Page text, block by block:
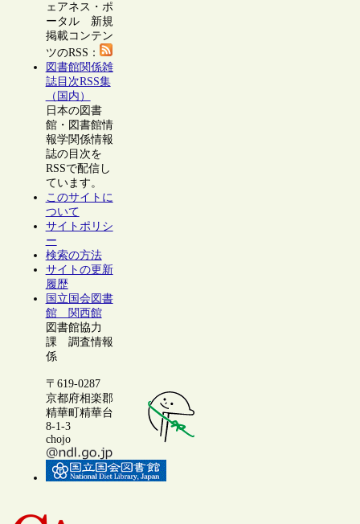
ェアネス・ポ
ータル 新規
掲載コンテン
ツのRSS：
図書館関係雑
誌目次RSS集
（国内）
日本の図書
館・図書館情
報学関係情報
誌の目次を
RSSで配信し
ています。
このサイトに
ついて
サイトポリシ
ー
検索の方法
サイトの更新
履歴
国立国会図書
館 関西館
図書館協力
課 調査情報
係
〒619-0287
京都府相楽郡
精華町精華台
8-1-3
chojo